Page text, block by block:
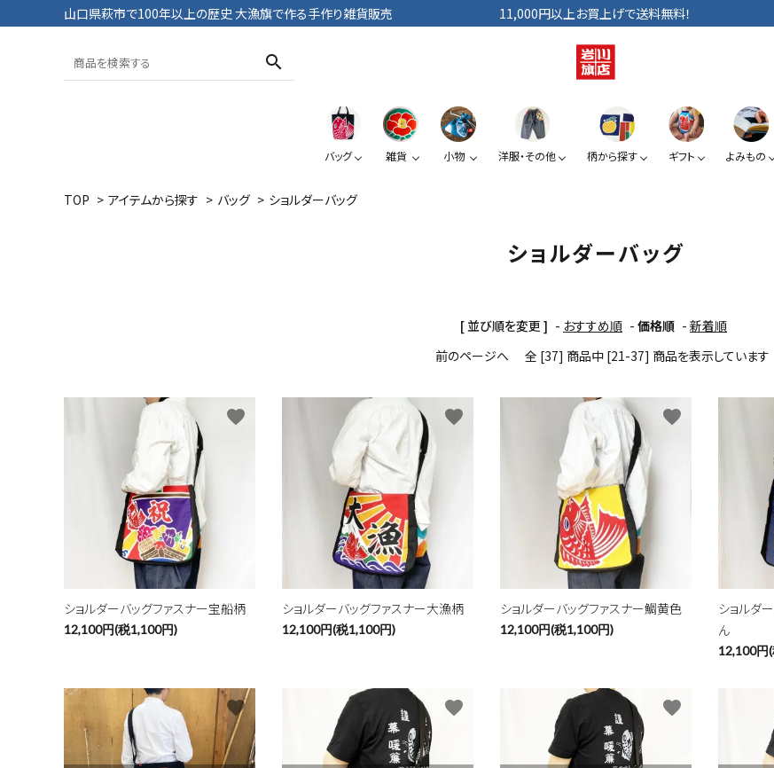
山口県萩市で100年以上の歴史 大漁旗で作る手作り雑貨販売 11,000円以上お買上げで送料無料！
search
バッグ 雑貨 小物 洋服・その他 柄から探す
おにようず デニム 道具たち KUROシリーズ
ギフト よみもの
TOP > アイテムから探す > バッグ > ショルダーバッグ
ショルダーバッグ
[ 並び順を変更 ] - おすすめ順 - 価格順 - 新着順
前のページへ
全 [37] 商品中 [21-37] 商品を表示しています
ショルダーバッグファスナー宝船柄
12,100円(税1,100円)
favorite
ショルダーバッグファスナー大漁柄
12,100円(税1,100円)
favorite
ショルダーバッグファスナー鯛黄色
12,100円(税1,100円)
favorite
ショルダ
ん
12,100円
favorite favorite favorite